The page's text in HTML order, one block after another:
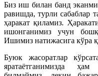
Биз иш билан банд
равишда, турли сабаб­лар
ҳаракат қиламиз.
ишонганимиз учун
Ишимиз натижасига кўра
Буюк жасоратлар
яратаётганимизда